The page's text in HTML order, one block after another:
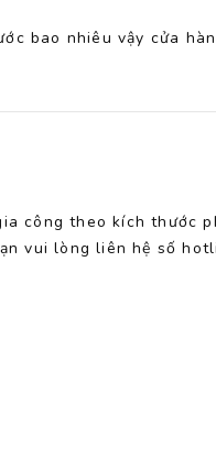
bao nhiêu vậy cửa
công theo kích thước
vui lòng liên hệ số